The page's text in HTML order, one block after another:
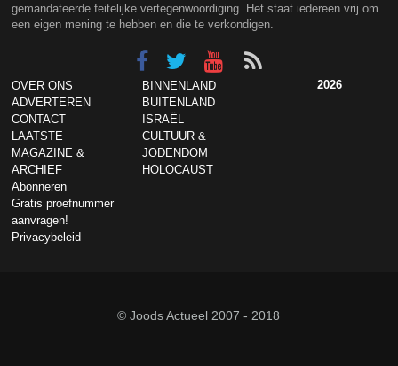
gemandateerde feitelijke vertegenwoordiging. Het staat iedereen vrij om
een eigen mening te hebben en die te verkondigen.
OVER ONS
ADVERTEREN
CONTACT
LAATSTE
MAGAZINE &
ARCHIEF
Abonneren
Gratis proefnummer
aanvragen!
Privacybeleid
BINNENLAND
BUITENLAND
ISRAËL
CULTUUR &
JODENDOM
HOLOCAUST
2026
© Joods Actueel 2007 - 2018